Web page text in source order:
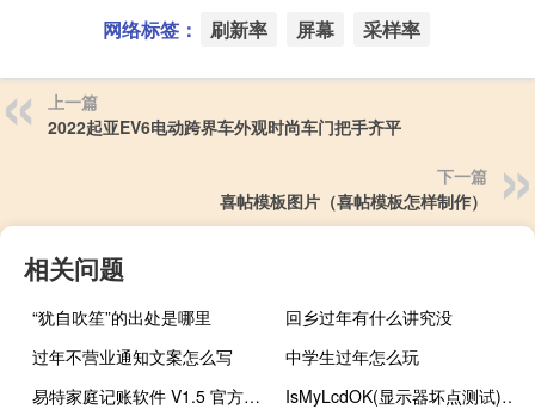
网络标签： 刷新率 屏幕 采样率
上一篇
2022起亚EV6电动跨界车外观时尚车门把手齐平
下一篇
喜帖模板图片（喜帖模板怎样制作）
相关问题
“犹自吹笙”的出处是哪里
回乡过年有什么讲究没
过年不营业通知文案怎么写
中学生过年怎么玩
易特家庭记账软件 V1.5 官方版（易特家庭记账软件 V1.5 官方版功能简介）
IsMyLcdOK(显示器坏点测试) V3.41 绿色免费版（IsMyLcdOK(显示器坏点测试) V3.41 绿色免费版功能简介）